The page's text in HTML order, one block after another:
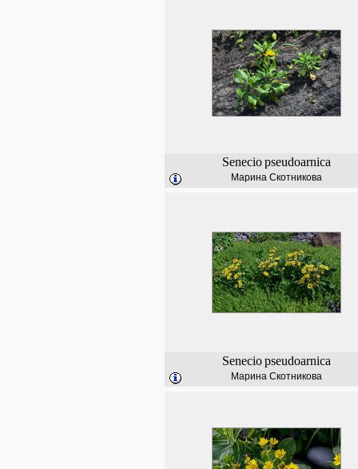
Seneciopseudoarnica
Марина Скотникова
Seneciopseudoarnica
Марина Скотникова